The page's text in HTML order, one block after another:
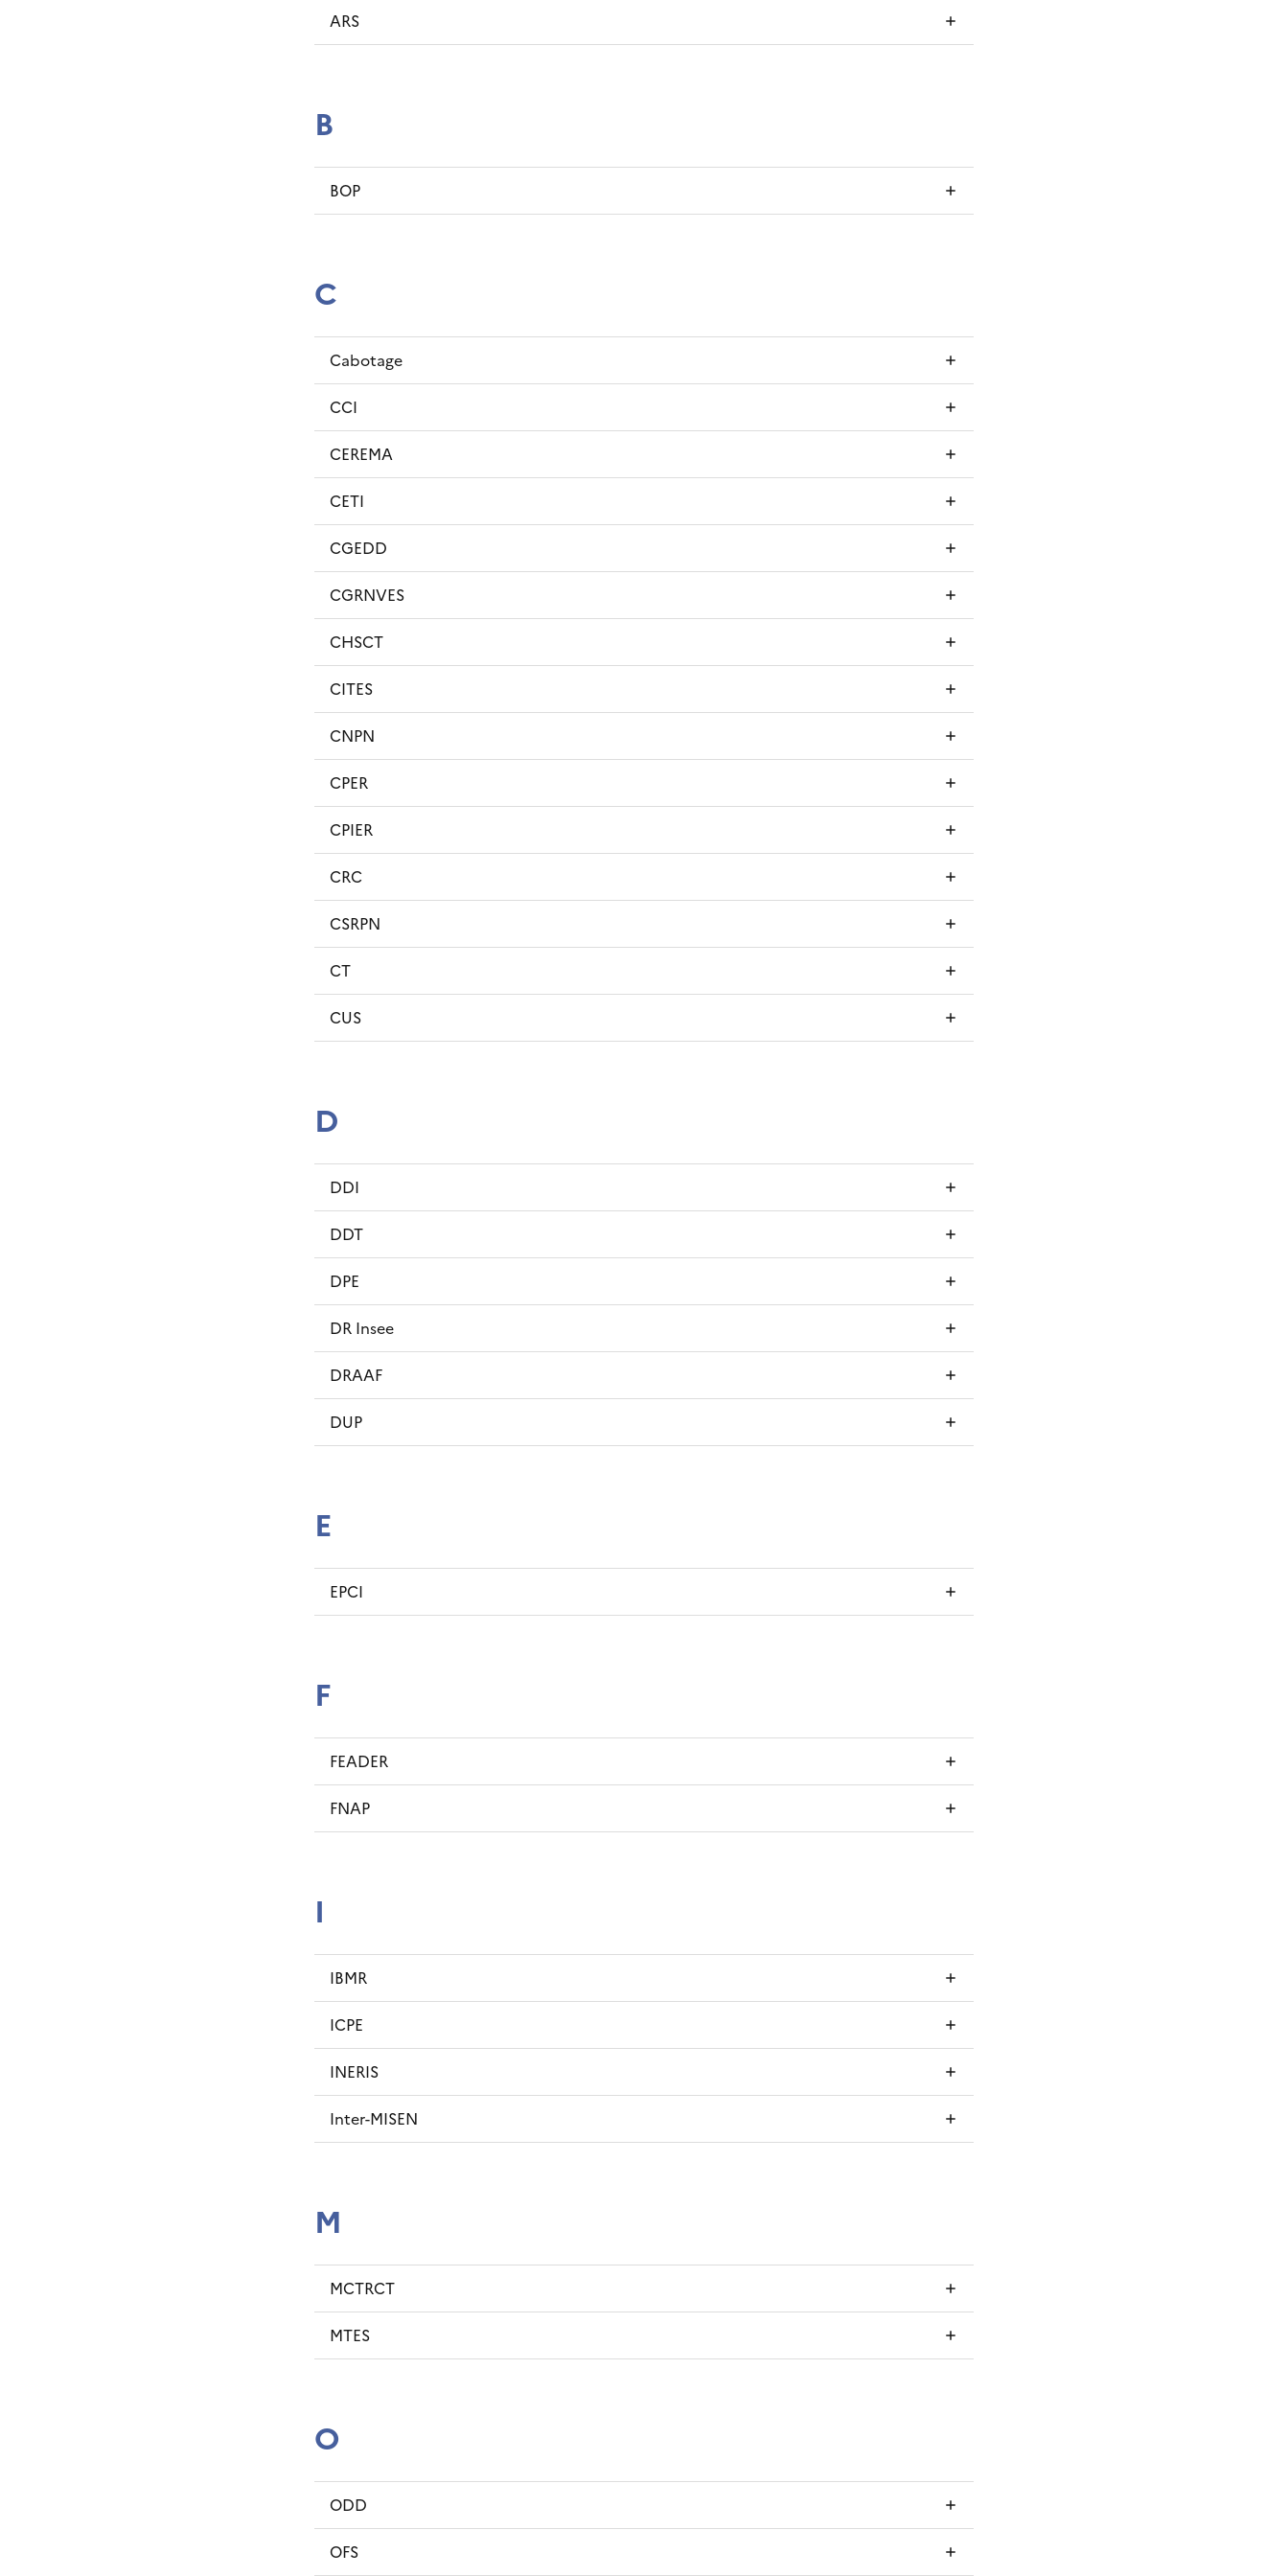
ARS
B
BOP
C
Cabotage
CCI
CEREMA
CETI
CGEDD
CGRNVES
CHSCT
CITES
CNPN
CPER
CPIER
CRC
CSRPN
CT
CUS
D
DDI
DDT
DPE
DR Insee
DRAAF
DUP
E
EPCI
F
FEADER
FNAP
I
IBMR
ICPE
INERIS
Inter-MISEN
M
MCTRCT
MTES
O
ODD
OFS